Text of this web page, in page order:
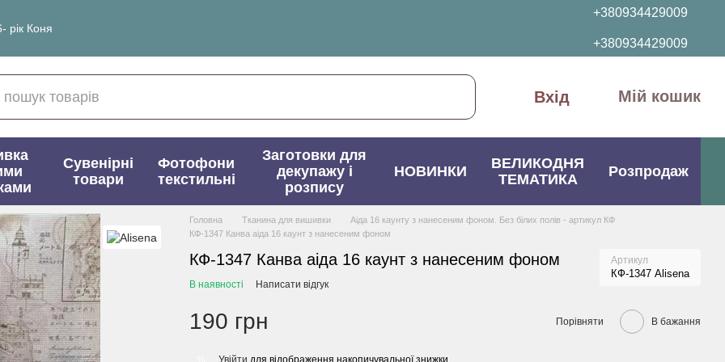
рік Коня
+380934429009
+380934429009
Вхід Мій кошик
Сувенірні
товари
Фотофони
текстильні
Заготовки для
декупажу і
розпису
НОВИНКИ
ВЕЛИКОДНЯ
ТЕМАТИКА
Розпродаж
Головна Тканина для вишивки
Аіда 16 каунту з нанесеним фоном. Без білих полів - артикул КФ
КФ-1347 Канва аіда 16 каунт з нанесеним фоном
КФ-1347 Канва аіда 16 каунт з нанесеним фоном Артикул
КФ-1347 Alisena
В наявності Написати відгук
190 грн Порівняти В бажання
Увійти для відображення накопичувальної знижки